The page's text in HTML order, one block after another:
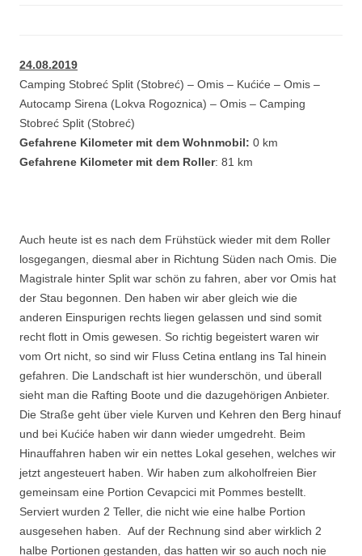
24.08.2019
Camping Stobreć Split (Stobreć) – Omis – Kućiće – Omis –
Autocamp Sirena (Lokva Rogoznica) – Omis – Camping
Stobreć Split (Stobreć)
Gefahrene Kilometer mit dem Wohnmobil: 0 km
Gefahrene Kilometer mit dem Roller: 81 km
Auch heute ist es nach dem Frühstück wieder mit dem Roller
losgegangen, diesmal aber in Richtung Süden nach Omis. Die
Magistrale hinter Split war schön zu fahren, aber vor Omis hat
der Stau begonnen. Den haben wir aber gleich wie die
anderen Einspurigen rechts liegen gelassen und sind somit
recht flott in Omis gewesen. So richtig begeistert waren wir
vom Ort nicht, so sind wir Fluss Cetina entlang ins Tal hinein
gefahren. Die Landschaft ist hier wunderschön, und überall
sieht man die Rafting Boote und die dazugehörigen Anbieter.
Die Straße geht über viele Kurven und Kehren den Berg hinauf
und bei Kućiće haben wir dann wieder umgedreht. Beim
Hinauffahren haben wir ein nettes Lokal gesehen, welches wir
jetzt angesteuert haben. Wir haben zum alkoholfreien Bier
gemeinsam eine Portion Cevapcici mit Pommes bestellt.
Serviert wurden 2 Teller, die nicht wie eine halbe Portion
ausgesehen haben. Auf der Rechnung sind aber wirklich 2
halbe Portionen gestanden, das hatten wir so auch noch nie